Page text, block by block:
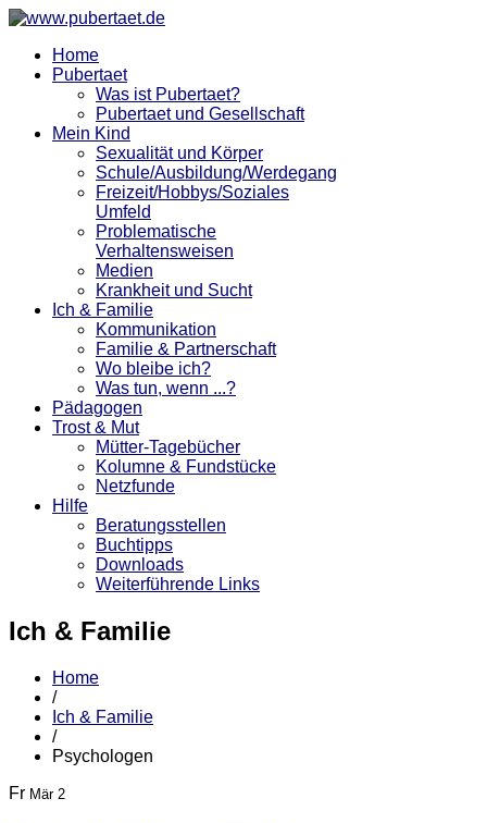
Home
Pubertaet
Was ist Pubertaet?
Pubertaet und Gesellschaft
Mein Kind
Sexualität und Körper
Schule/Ausbildung/Werdegang
Freizeit/Hobbys/Soziales
Umfeld
Problematische
Verhaltensweisen
Medien
Krankheit und Sucht
Ich & Familie
Kommunikation
Familie & Partnerschaft
Wo bleibe ich?
Was tun, wenn ...?
Pädagogen
Trost & Mut
Mütter-Tagebücher
Kolumne & Fundstücke
Netzfunde
Hilfe
Beratungsstellen
Buchtipps
Downloads
Weiterführende Links
Ich & Familie
Home
/
Ich & Familie
/
Psychologen
Fr Mär 2